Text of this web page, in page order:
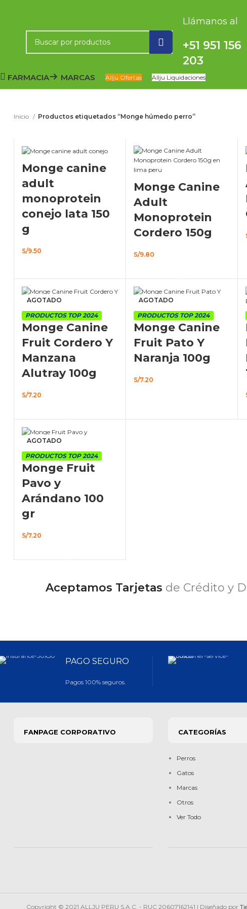
Llámanos al
+51 951 156
203
FARMACIA MARCAS Allju Ofertas Allju Liquidaciones
Inicio Productos etiquetados “Monge húmedo perro”
Monge canine
adult
monoprotein
conejo lata 150
g
S/9.50
Monge Canine
Adult
Monoprotein
Cordero 150g
S/9.80
AGOTADO
PRODUCTOS TOP 2024
Monge Canine
Fruit Cordero Y
Manzana
Alutray 100g
S/7.20
AGOTADO
PRODUCTOS TOP 2024
Monge Canine
Fruit Pato Y
Naranja 100g
S/7.20
AGOTADO
PRODUCTOS TOP 2024
Monge Fruit
Pavo y
Arándano 100
gr
S/7.20
Aceptamos Tarjetas de Crédito y
PAGO SEGURO
Pagos 100% seguros.
FANPAGE CORPORATIVO CATEGORÍAS
Perros
Gatos
Marcas
Otros
Ver Todo
Copyright © 2021 ALLJU PERU S.A.C. - RUC 20607162141 | Diseñado por